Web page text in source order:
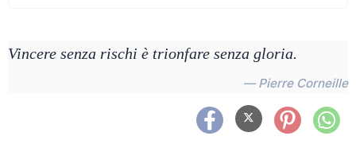
Vincere senza rischi è trionfare senza gloria.
— Pierre Corneille